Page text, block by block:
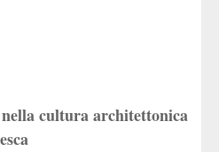
cultura architettonica